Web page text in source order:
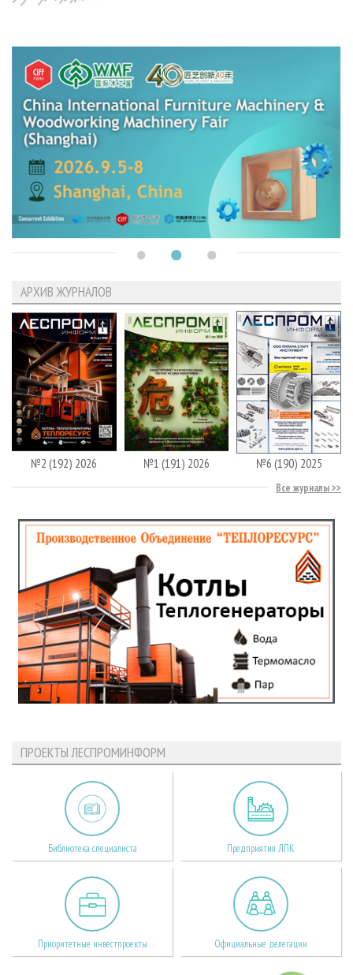
АРХИВ ЖУРНАЛОВ
№2 (192) 2026 №1 (191) 2026 №6 (190) 2025
Все журналы
ПРОЕКТЫ ЛЕСПРОМИНФОРМ
Библиотека специалиста Предприятия ЛПК
Приоритетные инвестпроекты Официальные делегации